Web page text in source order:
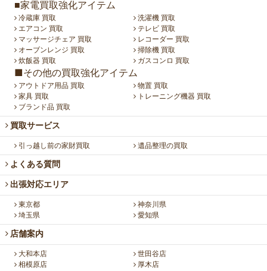
■家電買取強化アイテム
冷蔵庫 買取
洗濯機 買取
エアコン 買取
テレビ 買取
マッサージチェア 買取
レコーダー 買取
オーブンレンジ 買取
掃除機 買取
炊飯器 買取
ガスコンロ 買取
■その他の買取強化アイテム
アウトドア用品 買取
物置 買取
家具 買取
トレーニング機器 買取
ブランド品 買取
買取サービス
引っ越し前の家財買取 遺品整理の買取
よくある質問
出張対応エリア
東京都
神奈川県
埼玉県
愛知県
店舗案内
大和本店
世田谷店
相模原店
厚木店